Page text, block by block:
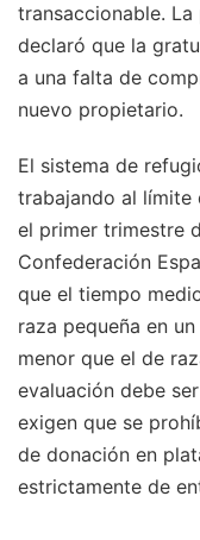
transaccionable.
declaró que la
a una falta de
nuevo propietario.
El sistema de
trabajando al límite
el primer trimestre
Confederación
que el tiempo
raza pequeña en
menor que el de
evaluación debe
exigen que se
de donación en
estrictamente de